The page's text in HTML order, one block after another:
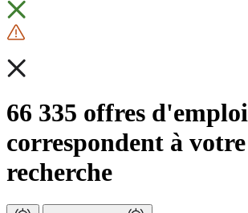
66 335 offres d'emploi
correspondent à votre
recherche